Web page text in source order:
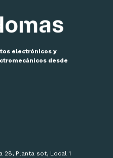
electrónicos y
desde
28, Planta sot, Local 1